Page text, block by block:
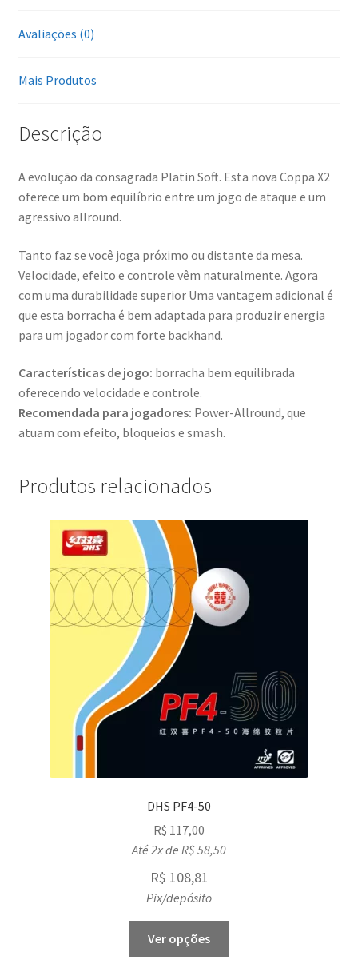
Avaliações (0)
Mais Produtos
Descrição
A evolução da consagrada Platin Soft. Esta nova Coppa X2
oferece um bom equilíbrio entre um jogo de ataque e um
agressivo allround.
Tanto faz se você joga próximo ou distante da mesa.
Velocidade, efeito e controle vêm naturalmente. Agora
com uma durabilidade superior Uma vantagem adicional é
que esta borracha é bem adaptada para produzir energia
para um jogador com forte backhand.
Características de jogo: borracha bem equilibrada
oferecendo velocidade e controle.
Recomendada para jogadores: Power-Allround, que
atuam com efeito, bloqueios e smash.
Produtos relacionados
DHS PF4-50
R$ 117,00
Até 2x de R$58,50
R$ 108,81
Pix/depósito
Ver opções